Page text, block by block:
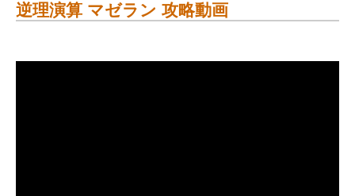
逆理演算 マゼラン 攻略動画